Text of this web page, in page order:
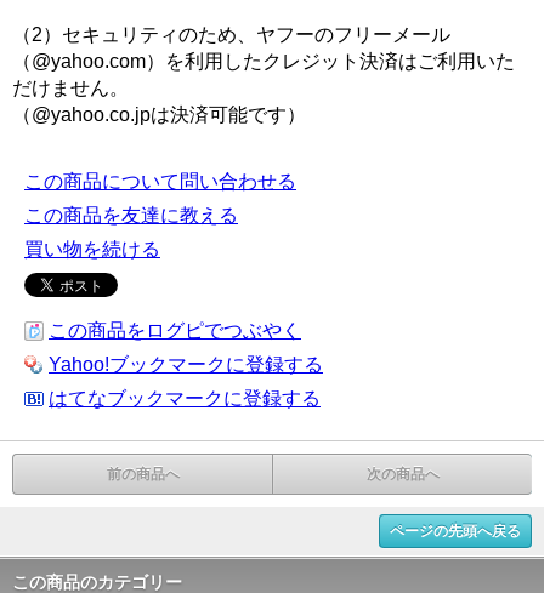
（2）セキュリティのため、ヤフーのフリーメール
（@yahoo.com）を利用したクレジット決済はご利用いた
だけません。
（@yahoo.co.jpは決済可能です）
この商品について問い合わせる
この商品を友達に教える
買い物を続ける
この商品をログピでつぶやく
Yahoo!ブックマークに登録する
はてなブックマークに登録する
前の商品へ 次の商品へ
ページの先頭へ戻る
この商品のカテゴリー